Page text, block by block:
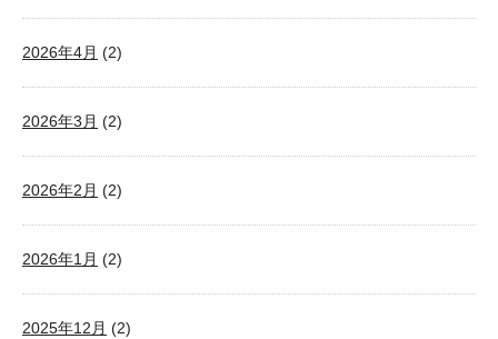
2026年4月 (2)
2026年3月 (2)
2026年2月 (2)
2026年1月 (2)
2025年12月 (2)